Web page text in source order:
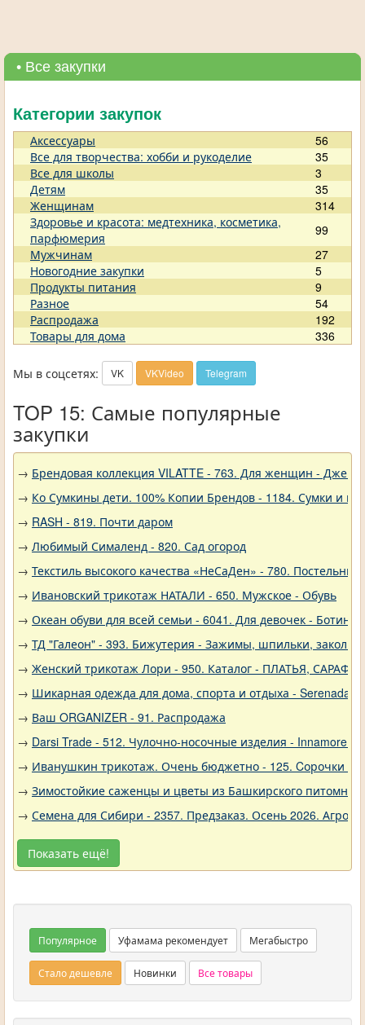
• Все закупки
Категории закупок
Аксессуары
56
Все для творчества: хобби и рукоделие
35
Все для школы
3
Детям
35
Женщинам
314
Здоровье и красота: медтехника, косметика,
парфюмерия
99
Мужчинам
27
Новогодние закупки
5
Продукты питания
9
Разное
54
Распродажа
192
Товары для дома
336
Мы в соцсетях: VK VKVideo Telegram
TOP 15: Самые популярные
закупки
→ Брендовая коллекция VILATTE - 763. Для женщин -
→ Ко Сумкины дети. 100% Копии Брендов - 1184. Сумки и
→ RASH - 819. Почти даром
→ Любимый Сималенд - 820. Сад огород
→ Текстиль высокого качества «НеСаДен» - 780.
→ Ивановский трикотаж НАТАЛИ - 650. Мужское - Обувь
→ Океан обуви для всей семьи - 6041. Для девочек - Ботинки
→ ТД "Галеон" - 393. Бижутерия - Зажимы, шпильки,
→ Женский трикотаж Лори - 950. Каталог - ПЛАТЬЯ,
→ Шикарная одежда для дома, спорта и отдыха - Serenada
→ Ваш ORGANIZER - 91. Распродажа
→ Darsi Trade - 512. Чулочно-носочные изделия - Innamore
→ Иванушкин трикотаж. Очень бюджетно - 125. Cорочки
→ Зимостойкие саженцы и цветы из Башкирского
→ Семена для Сибири - 2357. Предзаказ. Осень 2026.
Показать ещё!
Популярное Уфамама рекомендует Мегабыстро
Стало дешевле Новинки Все товары